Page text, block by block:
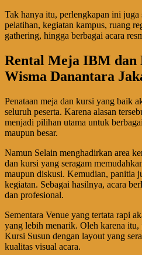
Tak hanya itu, perlengkapan ini
pelatihan, kegiatan kampus, ruang
gathering, hingga berbagai acara
Rental Meja IBM dan
Wisma Danantara
Penataan meja dan kursi yang baik
seluruh peserta. Karena alasan
menjadi pilihan utama untuk
maupun besar.
Namun Selain menghadirkan area
dan kursi yang seragam
maupun diskusi. Kemudian, panitia
kegiatan. Sebagai hasilnya, acara
dan profesional.
Sementara Venue yang tertata rapi
yang lebih menarik. Oleh karena
Kursi Susun dengan layout yang
kualitas visual acara.